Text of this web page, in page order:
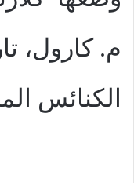
م. كارول،
الكنائس